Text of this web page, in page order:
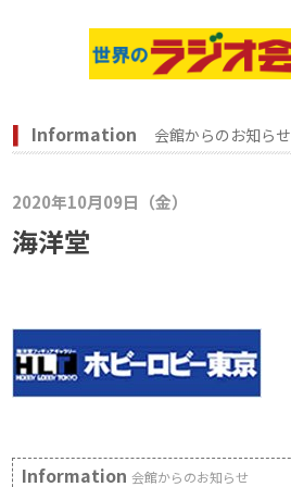
Information 会館からのお知らせ
2020年10月09日（金）
海洋堂
Information会館からのお知らせ